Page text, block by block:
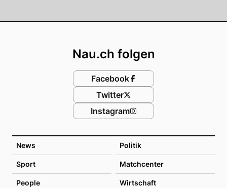
News Politik
Sport Matchcenter
People Wirtschaft
Nau.ch folgen
Facebook
Twitter
Instagram